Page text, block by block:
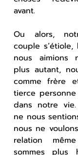
avant.
Ou alors,
couple
nous aimions
plus autant,
comme frère
tierce personne
dans notre
ne nous
nous ne
relation
sommes plus